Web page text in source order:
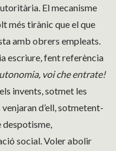
El mecanisme
més tirànic que el que
amb obrers empleats.
escriure, fent referència
voi che entrate!
invents, sotmet les
d’ell, sotmetent-
despotisme,
social. Voler abolir